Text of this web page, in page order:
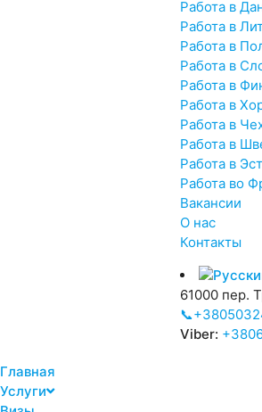
Работа в
Работа в
Работа в
Работа в
Работа в
Работа в
Работа в
Работа в
Работа в
Работа во
Вакансии
О нас
Контакты
61000 пер.
Viber:
Главная
Услуги